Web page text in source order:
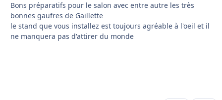
Bons préparatifs pour le salon avec entre autre les très
bonnes gaufres de Gaillette
le stand que vous installez est toujours agréable à l'oeil et il
ne manquera pas d'attirer du monde